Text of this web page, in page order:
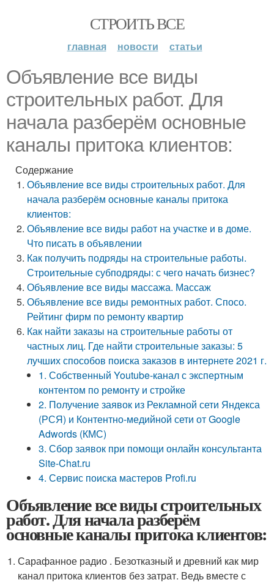
СТРОИТЬ ВСЕ
главная новости статьи
Объявление все виды
строительных работ. Для
начала разберём основные
каналы притока клиентов:
Содержание
Объявление все виды строительных работ. Для
начала разберём основные каналы притока
клиентов:
Объявление все виды работ на участке и в доме.
Что писать в объявлении
Как получить подряды на строительные работы.
Строительные субподряды: с чего начать бизнес?
Объявление все виды массажа. Массаж
Объявление все виды ремонтных работ. Спосо.
Рейтинг фирм по ремонту квартир
Как найти заказы на строительные работы от
частных лиц. Где найти строительные заказы: 5
лучших способов поиска заказов в интернете 2021 г.
1. Собственный Youtube-канал с экспертным
контентом по ремонту и стройке
2. Получение заявок из Рекламной сети Яндекса
(РСЯ) и Контентно-медийной сети от Google
Adwords (КМС)
3. Сбор заявок при помощи онлайн консультанта
Site-Chat.ru
4. Сервис поиска мастеров Profi.ru
Объявление все виды строительных
работ. Для начала разберём
основные каналы притока клиентов:
Сарафанное радио . Безотказный и древний как мир
канал притока клиентов без затрат. Ведь вместе с